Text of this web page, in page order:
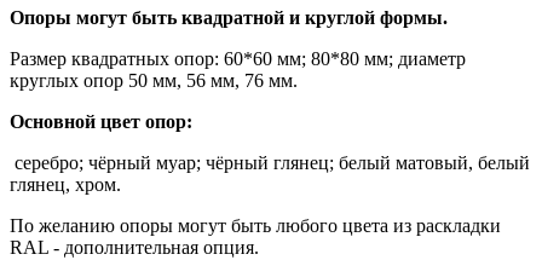
Опоры могут быть квадратной и круглой формы.
Размер квадратных опор: 60*60 мм; 80*80 мм; диаметр
круглых опор 50 мм, 56 мм, 76 мм.
Основной цвет опор:
серебро; чёрный муар; чёрный глянец; белый матовый, белый
глянец, хром.
По желанию опоры могут быть любого цвета из раскладки
RAL - дополнительная опция.